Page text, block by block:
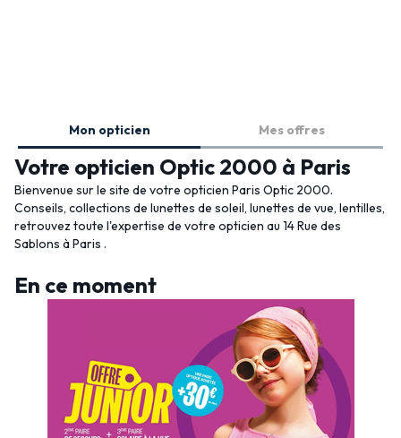
Mon opticien Mes offres
Votre opticien Optic 2000 à Paris
Bienvenue sur le site de votre opticien Paris Optic 2000.
Conseils, collections de lunettes de soleil, lunettes de vue, lentilles,
retrouvez toute l'expertise de votre opticien au 14 Rue des
Sablons à Paris .
En ce moment